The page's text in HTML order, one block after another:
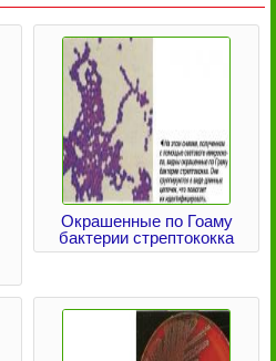
Окрашенные по Гоаму
бактерии стрептококка